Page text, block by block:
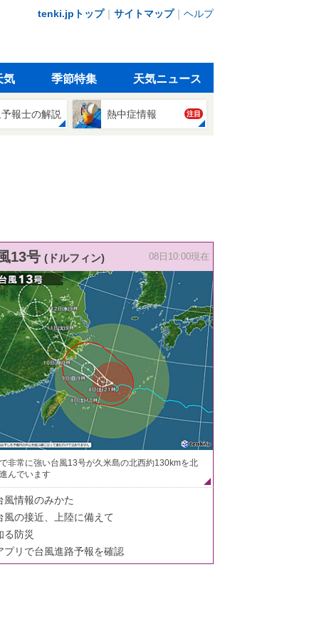
tenki.jpトップ｜ サイトマップ｜ ヘルプ
気 季節特集 天気ニュース
報士の解説 熱中症情報 注目
13号 (ドルフィン) 08日10:00現在
非常に強い台風13号が久米島の北西約130kmを北
んでいます
風情報のみかた
風の接近、上陸に備えて
る防災
プリで台風進路予報を確認